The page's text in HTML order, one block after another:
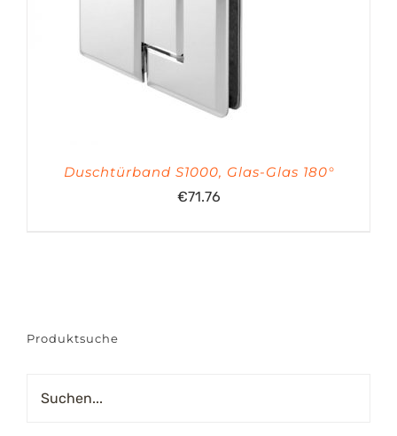
Duschtürband S1000, Glas-Glas 180°
€71.76
Produktsuche